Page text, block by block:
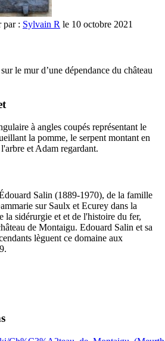
par : Sylvain R le 10 octobre 2021
le mur d’une dépendance du château
à angles coupés représentant le
la pomme, le serpent montant en
et Adam regardant.
Salin (1889-1970), de la famille
sur Saulx et Ecurey dans la
la sidérurgie et et de l'histoire du fer,
de Montaigu. Edouard Salin et sa
lèguent ce domaine aux